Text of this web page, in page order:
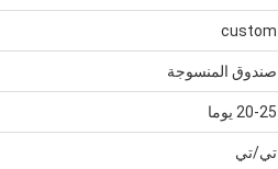
custom
صندوق المنسوجة
20-25 يوما
تي/تي